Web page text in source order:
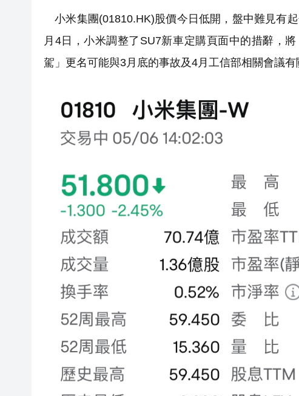
小米集團(01810.HK)股價今日低開，盤中難見有
月4日，小米調整了SU7新車定購頁面中的措辭，
駕」更名可能與3月底的事故及4月工信部相關會議